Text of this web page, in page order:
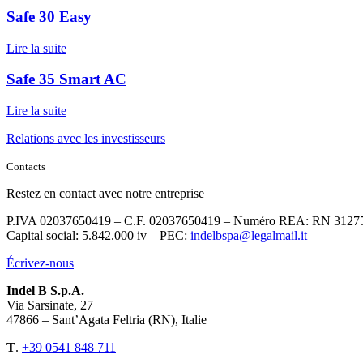
Safe 30 Easy
Lire la suite
Safe 35 Smart AC
Lire la suite
Relations avec les investisseurs
Contacts
Restez en contact avec notre entreprise
P.IVA 02037650419 – C.F. 02037650419 – Numéro REA: RN
Capital social: 5.842.000 iv – PEC: indelbspa@legalmail.it
Écrivez-nous
Indel B S.p.A.
Via Sarsinate, 27
47866 – Sant’Agata Feltria (RN), Italie
T. +39 0541 848 711